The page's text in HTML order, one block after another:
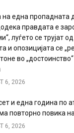
на една пропадната
правдата е
луѓето се трујат
и опозицијата се
во
6, 2026
и една година по
повторно повика
6, 2026